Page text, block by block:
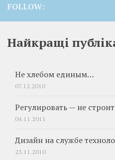
FOLLOW:
Найкращі
Не хлебом единым…
07.12.2010
Регулировать — не
04.11.2011
Дизайн на службе
23.11.2010